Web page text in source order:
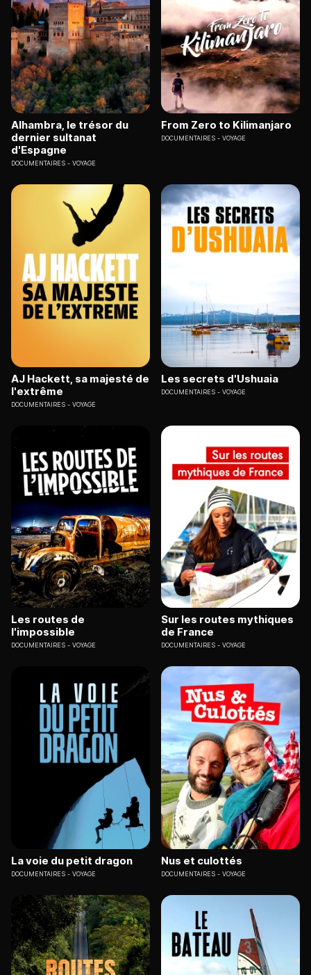
Alhambra, le trésor du
dernier sultanat
d'Espagne
DOCUMENTAIRES VOYAGE
From Zero to Kilimanjaro
DOCUMENTAIRES VOYAGE
AJ Hackett, sa majesté de
l'extrême
DOCUMENTAIRES VOYAGE
Les secrets d'Ushuaia
DOCUMENTAIRES VOYAGE
Les routes de
l'impossible
DOCUMENTAIRES VOYAGE
Sur les routes mythiques
de France
DOCUMENTAIRES VOYAGE
La voie du petit dragon
DOCUMENTAIRES VOYAGE
Nus et culottés
DOCUMENTAIRES VOYAGE